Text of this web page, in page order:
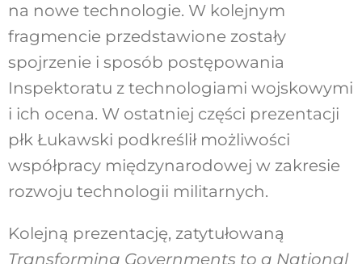
na nowe technologie. W kolejnym
fragmencie przedstawione zostały
spojrzenie i sposób postępowania
Inspektoratu z technologiami wojskowymi
i ich ocena. W ostatniej części prezentacji
płk Łukawski podkreślił możliwości
współpracy międzynarodowej w zakresie
rozwoju technologii militarnych.
Kolejną prezentację, zatytułowaną
Transforming Governments to a National